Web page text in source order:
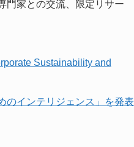
門家との交流、限定リサー
Sustainability and
のインテリジェンス」を発表